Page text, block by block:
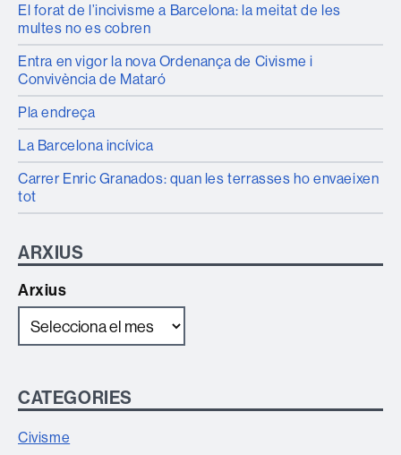
El forat de l’incivisme a Barcelona: la meitat de les
multes no es cobren
Entra en vigor la nova Ordenança de Civisme i
Convivència de Mataró
Pla endreça
La Barcelona incívica
Carrer Enric Granados: quan les terrasses ho envaeixen
tot
ARXIUS
Arxius
CATEGORIES
Civisme